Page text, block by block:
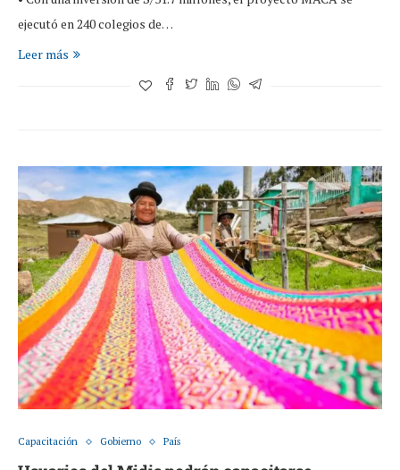
ejecutó en 240 colegios de…
Leer más
Capacitación Gobierno País